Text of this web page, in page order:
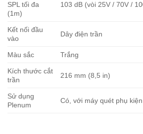
SPL tối đa
(1m)
103 dB (vòi 25V / 70V /
Kết nối đầu
vào
Dây điện trần
Màu sắc Trắng
Kích thước cắt
trần
216 mm (8,5 in)
Sử dụng
Plenum
Có, với máy quét phụ kiện